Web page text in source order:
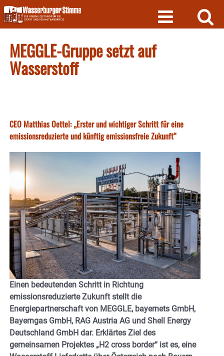
Skip
to
content
MEGGLE-Gruppe setzt auf
Wasserstoff
CEO Matthias Oettel: „Erster und wichtiger Schritt für eine
emissionsreduzierte und künftig emissionsfreie Zukunft“
Einen bedeutenden Schritt in Richtung
emissionsreduzierte Zukunft stellt die
Energiepartnerschaft von MEGGLE, bayernets GmbH,
Bayerngas GmbH, RAG Austria AG und Shell Energy
Deutschland GmbH dar. Erklärtes Ziel des
gemeinsamen Projektes „H2 cross border“ ist es, eine